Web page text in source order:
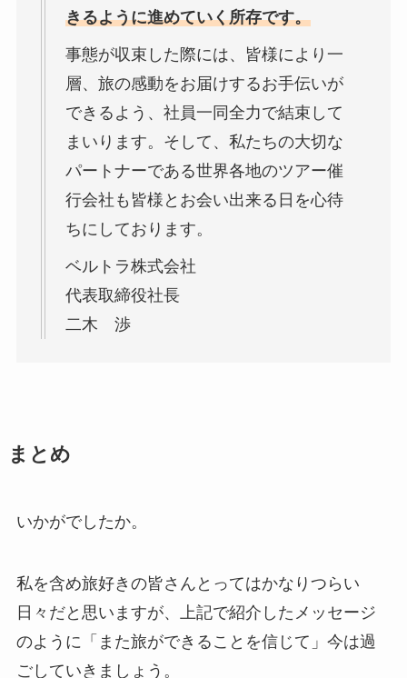
きるように進めていく所存です。
事態が収束した際には、皆様により一
層、 旅の感動をお届けするお手伝いが
できるよう、 社員一同全力で結束して
まいります。そして、 私たちの大切な
パートナーである世界各地のツアー催
行会社も皆様 とお会い出来る日を心待
ちにしております。
ベルトラ株式会社
代表取締役社長
二木 渉
まとめ
いかがでしたか。
私を含め旅好きの皆さんとってはかなりつらい
日々だと思いますが、上記で紹介したメッセージ
のように「また旅ができることを信じて」今は過
ごしていきましょう。